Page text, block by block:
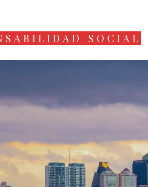
SOCIAL